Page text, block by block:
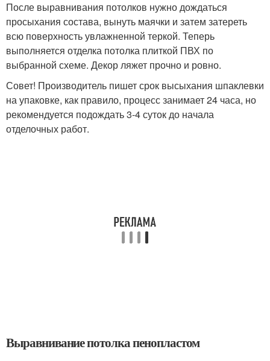
После выравнивания потолков нужно дождаться
просыхания состава, вынуть маячки и затем затереть
всю поверхность увлажненной теркой. Теперь
выполняется отделка потолка плиткой ПВХ по
выбранной схеме. Декор ляжет прочно и ровно.
Совет! Производитель пишет срок высыхания шпаклевки
на упаковке, как правило, процесс занимает 24 часа, но
рекомендуется подождать 3-4 суток до начала
отделочных работ.
Выравнивание потолка пенопластом